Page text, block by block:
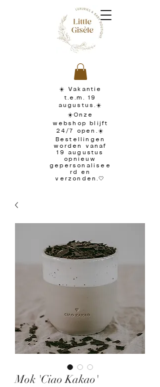
☀️ Vakantie
t.e.m. 19
augustus.☀️
☀️Onze
webshop blijft
24/7 open.☀️
Bestellingen
worden vanaf
19 augustus
opnieuw
gepersonalisee
rd en
verzonden.🤍
Mok 'Ciao Kakao'